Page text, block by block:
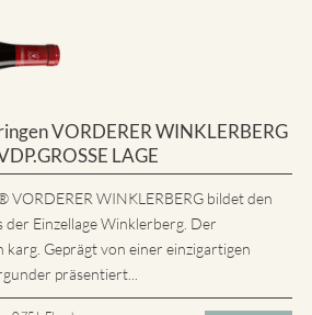
VORDERER WINKLERBERG
LAGE
VORDERER WINKLERBERG bildet den
der Einzellage Winklerberg. Der
karg. Geprägt von einer einzigartigen
präsentiert...